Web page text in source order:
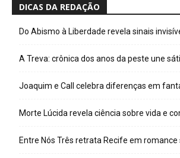
DICAS DA REDAÇÃO
Do Abismo à Liberdade revela sinais
A Treva: crônica dos anos da peste une
Joaquim e Call celebra diferenças em
Morte Lúcida revela ciência sobre vida e
Entre Nós Três retrata Recife em romance